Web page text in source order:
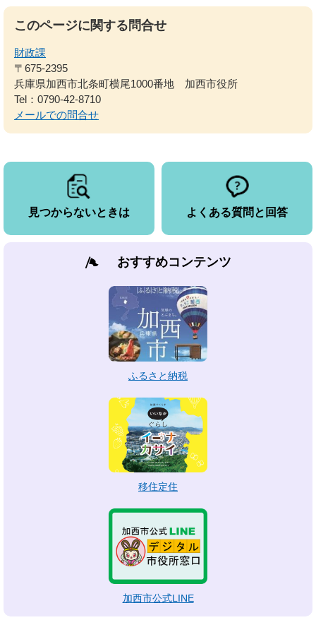
このページに関する問合せ
財政課
〒675-2395
兵庫県加西市北条町横尾1000番地 加西市役所
Tel：0790-42-8710
メールでの問合せ
見つからないときは よくある質問と回答
おすすめコンテンツ
ふるさと納税
移住定住
加西市公式LINE